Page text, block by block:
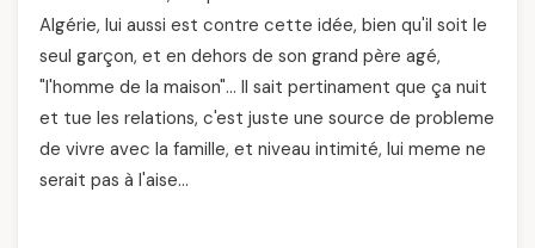
Algérie, lui aussi est contre cette idée, bien qu'il soit le
seul garçon, et en dehors de son grand père agé,
"l'homme de la maison"… Il sait pertinament que ça nuit
et tue les relations, c'est juste une source de probleme
de vivre avec la famille, et niveau intimité, lui meme ne
serait pas à l'aise…